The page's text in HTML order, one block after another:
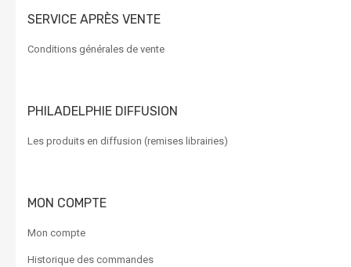
SERVICE APRÈS VENTE
Conditions générales de vente
PHILADELPHIE DIFFUSION
Les produits en diffusion (remises librairies)
MON COMPTE
Mon compte
Historique des commandes